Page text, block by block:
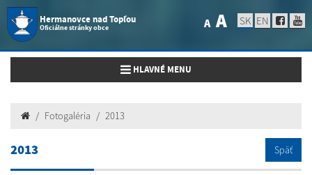
Hermanovce nad Topľou
Oficiálne stránky obce A A SK EN
Toggle navigation
HLAVNÉ MENU
Fotogaléria 2013
2013 Späť